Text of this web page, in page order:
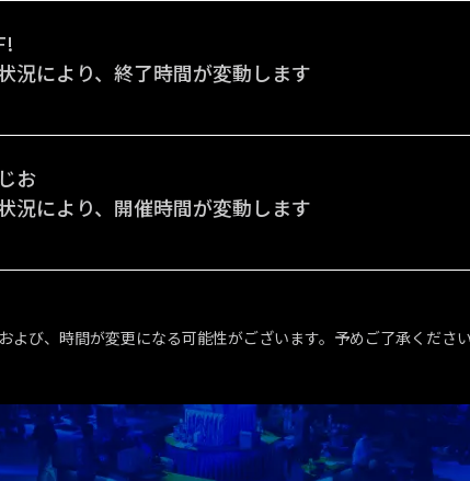
況により、終了時間が変動します
お
況により、開催時間が変動します
び、時間が変更になる可能性がございます。予めご了承くださ